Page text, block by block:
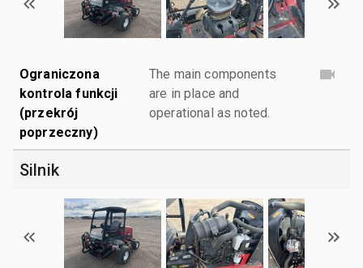
Ograniczona
kontrola funkcji
(przekrój
poprzeczny)
The main components
are in place and
operational as noted.
Silnik